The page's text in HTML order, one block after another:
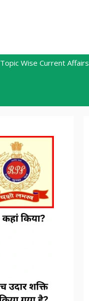
Topic Wise Current Affairs